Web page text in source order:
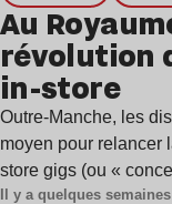
Au
révolution
in-store
Outre-Manche, les
moyen pour relancer
store gigs (ou «
Il y a quelques semaines